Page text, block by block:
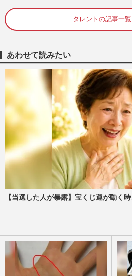
の実名で番組炎上
投稿”連発に広が
週刊女性PRIME
鈴木紗理奈「キラ
郎内閣時代の自民
になる“表面的す
週刊女性PRIME
《参院選》鈴木紗
党への“真摯”な想
剰賛美”と冷ややか
週刊女性PRIME
玉木雄一郎氏「私
は“姑息”コメント
名人の名言・迷言
タレントの記事一
あわせて読みたい
【当選した人が暴露】宝くじ運が動く